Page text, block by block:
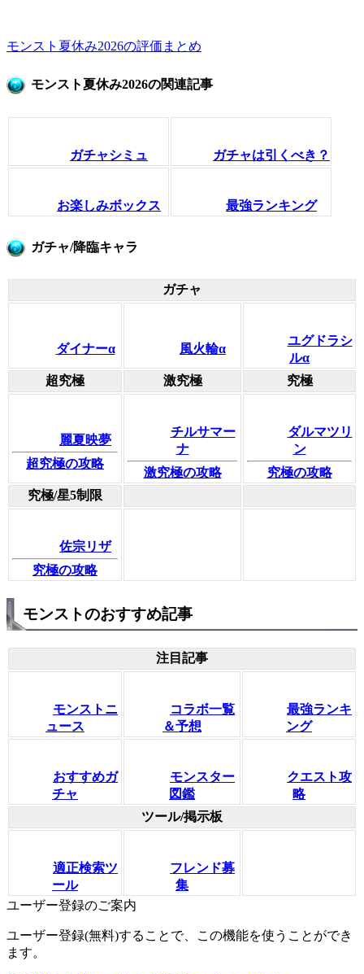
モンスト夏休み2026の評価まとめ
モンスト夏休み2026の関連記事
ガチャシミュ ガチャは引くべき？
お楽しみボックス 最強ランキング
ガチャ/降臨キャラ
ガチャ
ダイナーα 風火輪α
ユグドラシ
ルα
超究極
激究極 究極
麗夏映夢
超究極の攻略
チルサマー
ナ
激究極の攻略
ダルマツリ
ン
究極の攻略
究極/星5制限
佐宗リザ
究極の攻略
モンストのおすすめ記事
注目記事
モンストニ
ュース
コラボ一覧
＆予想
最強ランキ
ング
おすすめガ
チャ
モンスター
図鑑
クエスト攻
略
ツール/掲示板
適正検索ツ
ール
フレンド募
集
ユーザー登録のご案内
ユーザー登録(無料)することで、この機能を使うことができ
ます。